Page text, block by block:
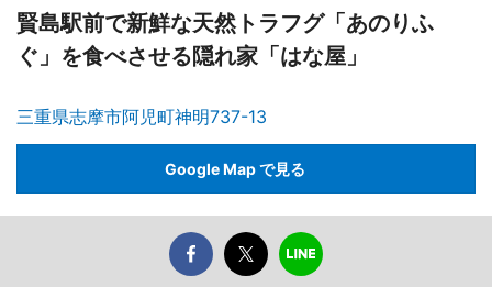
賢島駅前で新鮮な天然トラフグ「あのりふ
ぐ」を食べさせる隠れ家「はな屋」
三重県志摩市阿児町神明737-13
Google Map で見る